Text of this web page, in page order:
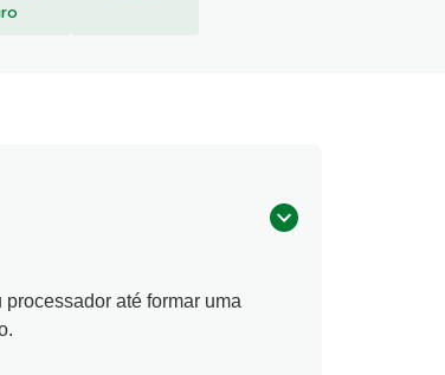
até formar uma